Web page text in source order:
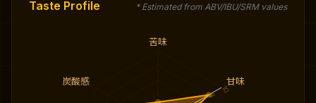
Taste Profile * Estimated from ABV/IBU/SRM values
苦味
甘味
炭酸感
8
10